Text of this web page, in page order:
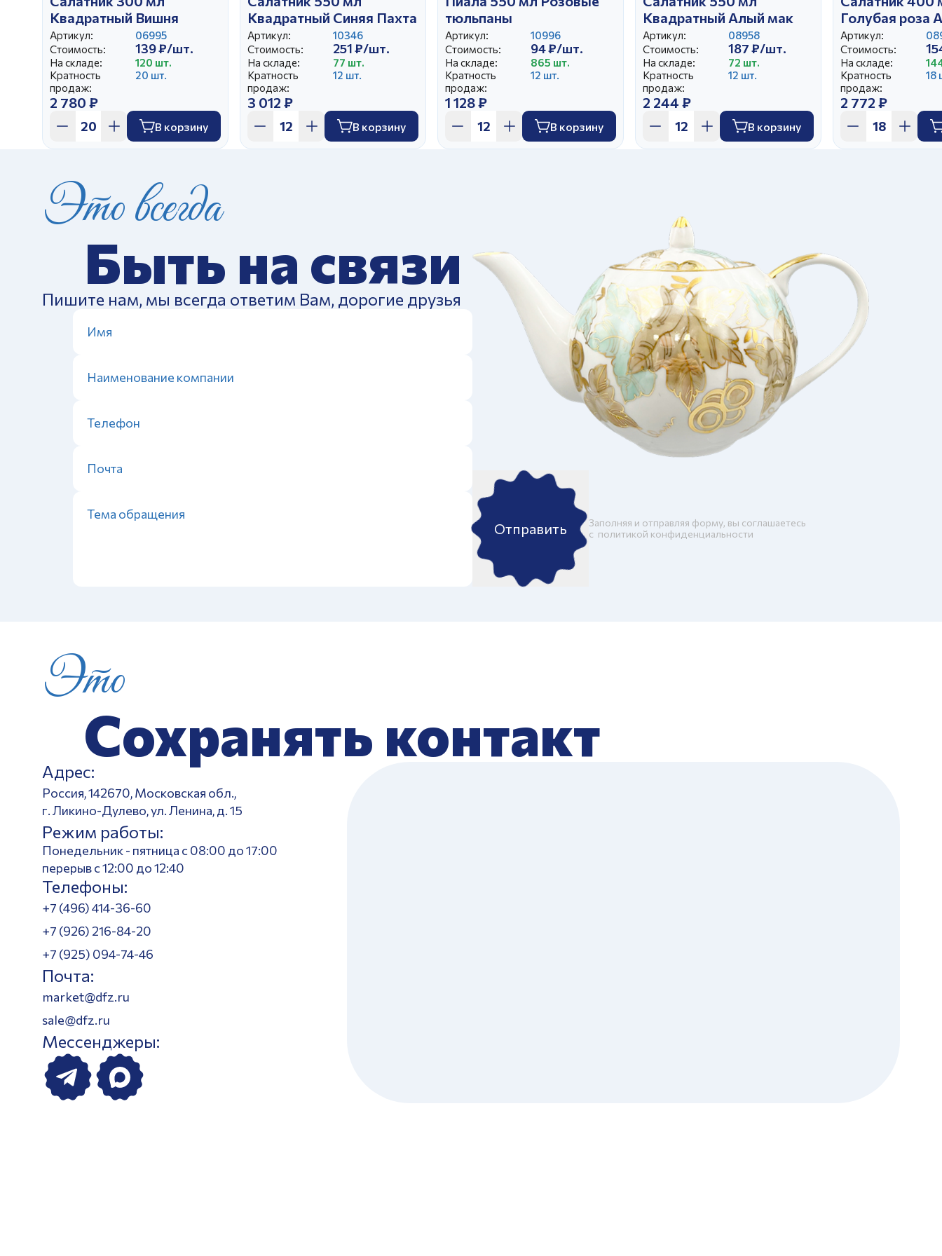
Квадратный Вишня
Артикул:
06995
Стоимость:
139 ₽/шт.
На складе:
120 шт.
Кратность
продаж:
20 шт.
2 780 ₽
В корзину
Квадратный Синяя Пахта
Артикул:
10346
Стоимость:
251 ₽/шт.
На складе:
77 шт.
Кратность
продаж:
12 шт.
3 012 ₽
В корзину
тюльпаны
Артикул:
10996
Стоимость:
94 ₽/шт.
На складе:
865 шт.
Кратность
продаж:
12 шт.
1 128 ₽
В корзину
Квадратный Алый мак
Артикул:
08958
Стоимость:
187 ₽/шт.
На складе:
72 шт.
Кратность
продаж:
12 шт.
2 244 ₽
В корзину
Голубая роза
Артикул:
Стоимость:
На складе:
Кратность
продаж:
18
2 772 ₽
Это всегда
Быть на связи
Пишите нам, мы всегда ответим Вам, дорогие друзья
Отправить
Заполняя и отправляя форму, вы соглашаетесь
c политикой конфиденциальности
Это
Сохранять контакт
Адрес:
Россия, 142670, Московская обл.,
г. Ликино-Дулево, ул. Ленина, д. 15
Режим работы:
Понедельник - пятница с 08:00 до 17:00
перерыв с 12:00 до 12:40
Телефоны:
+7 (496) 414-36-60
+7 (926) 216-84-20
+7 (925) 094-74-46
Почта:
market@dfz.ru
sale@dfz.ru
Мессенджеры: